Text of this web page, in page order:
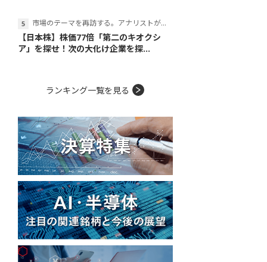
市場のテーマを再訪する。アナリストが読み解くテーマの本質
【日本株】株価77倍「第二のキオクシ
ア」を探せ！次の大化け企業を探...
ランキング一覧を見る